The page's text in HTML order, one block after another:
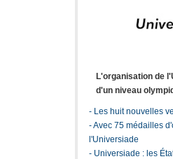
L'organisation de
d'un niveau
- Les huit nouvelles
-Avec 75 médailles
l'Universiade
- Universiade : les